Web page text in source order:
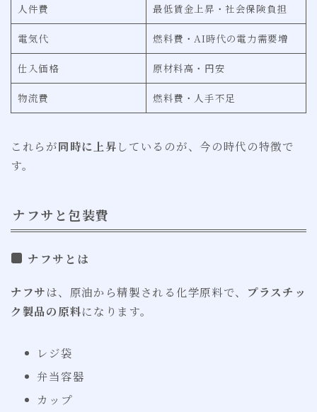
人件費 最低賃金上昇・社会保険負担
電気代 燃料費・AI時代の電力需要増
仕入価格 原材料高・円安
物流費 燃料費・人手不足
これらが同時に上昇しているのが、今の時代の特徴で
す。
ナフサと包装費
ナフサとは
ナフサは、原油から精製される化学原料で、 プラスチッ
ク製品の原料になります。
レジ袋
弁当容器
カップ